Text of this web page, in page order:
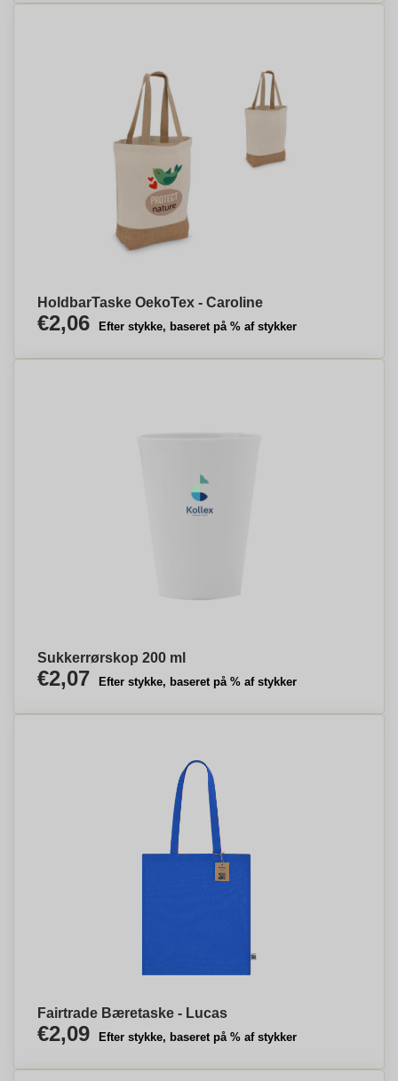
HoldbarTaske OekoTex - Caroline
€2,06 Efter stykke, baseret på % af stykker
Sukkerrørskop 200 ml
€2,07 Efter stykke, baseret på % af stykker
Fairtrade Bæretaske - Lucas
€2,09 Efter stykke, baseret på % af stykker